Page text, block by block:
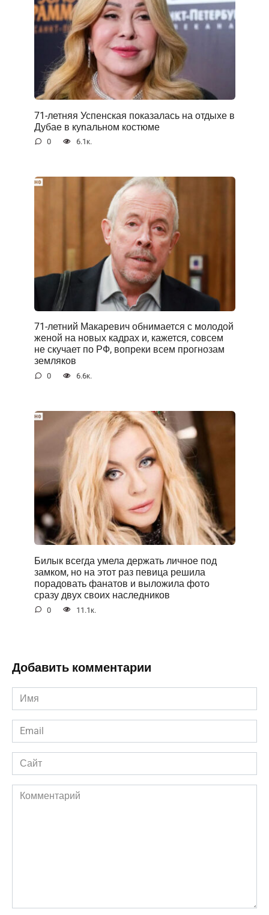
71-летняя Успенская показалась на отдыхе в
Дубае в куnальном костюме
0 6.1к.
71-летний Макаревич обнимается с молодой
женой на новых кадрах и, кажется, совсем
не скучает по РФ, вопреки всем прогнозам
земляков
0 6.6к.
Билык всегда умела держать личное под
замком, но на этот раз певица решила
порадовать фанатов и выложила фото
сразу двух своих наследников
0 11.1к.
Добавить комментарии
Имя
*
Email
*
Сайт
Комментарий